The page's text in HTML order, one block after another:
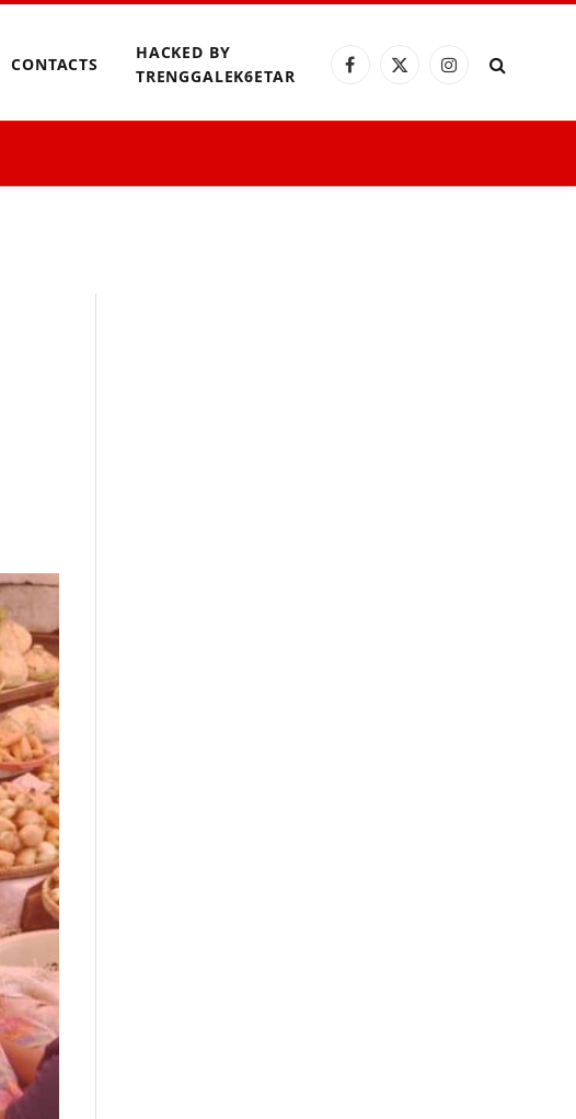
CONTACTS
HACKED BY
TRENGGALEK6ETAR
Facebook
X
Instagram